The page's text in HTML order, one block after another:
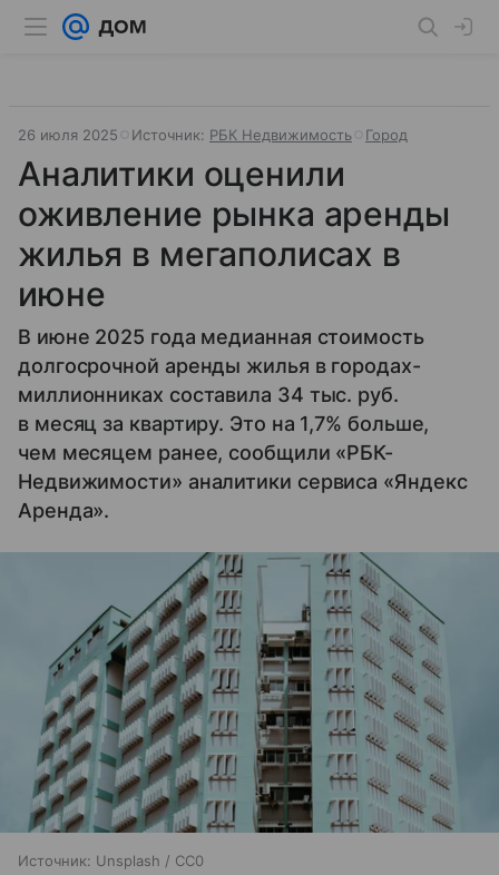
26 июля 2025 Источник: РБК Недвижимость Город
Аналитики оценили
оживление рынка аренды
жилья в мегаполисах в
июне
В июне 2025 года медианная стоимость
долгосрочной аренды жилья в городах-
миллионниках составила 34 тыс. руб.
в месяц за квартиру. Это на 1,7% больше,
чем месяцем ранее, сообщили «РБК-
Недвижимости» аналитики сервиса «Яндекс
Аренда».
Источник: Unsplash / CC0